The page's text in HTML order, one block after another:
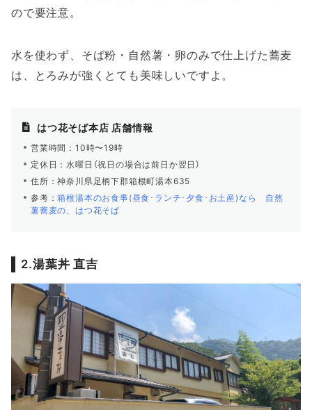
ので要注意。
水を使わず、そば粉・自然薯・卵のみで仕上げた蕎麦
は、とろみが強くとても美味しいですよ。
はつ花そば本店 店舗情報
営業時間：10時〜19時
定休日：水曜日（祝日の場合は前日か翌日）
住所：神奈川県足柄下郡箱根町湯本635
参考：箱根湯本のお食事(昼食･ランチ･夕食･お土産)なら 自然
薯蕎麦の、はつ花そば
2.湯葉丼 直吉